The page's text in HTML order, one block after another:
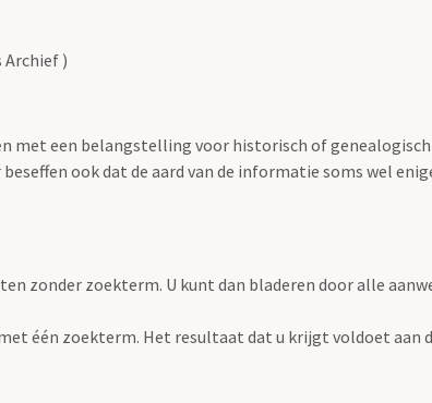
)
met een belangstelling voor historisch of
ook dat de aard van de informatie soms wel
zonder zoekterm. U kunt dan bladeren door alle
één zoekterm. Het resultaat dat u krijgt voldoet